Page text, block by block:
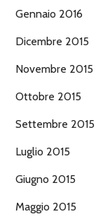
Gennaio 2016
Dicembre 2015
Novembre 2015
Ottobre 2015
Settembre 2015
Luglio 2015
Giugno 2015
Maggio 2015